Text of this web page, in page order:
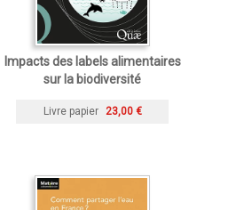
Impacts des labels alimentaires
sur la biodiversité
Livre papier 23,00 €